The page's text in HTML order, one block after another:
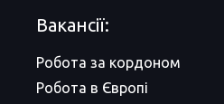
Вакансії:
Робота за кордоном
Робота в Європі